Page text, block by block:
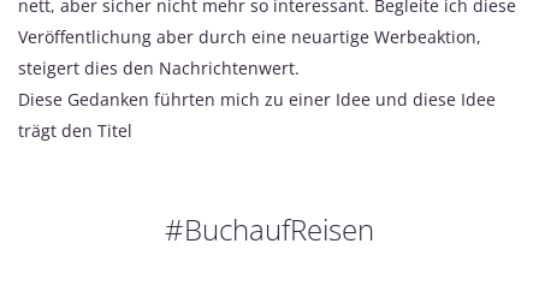
nett, aber sicher nicht mehr so interessant. Begleite ich diese
Veröffentlichung aber durch eine neuartige Werbeaktion,
steigert dies den Nachrichtenwert.
Diese Gedanken führten mich zu einer Idee und diese Idee
trägt den Titel
#BuchaufReisen